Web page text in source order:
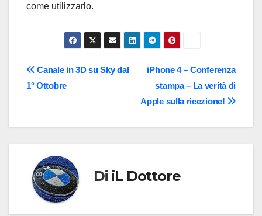
come utilizzarlo.
Navigazione
iPhone 4 – Conferenza
stampa – La verità di
Apple sulla ricezione!
Canale in 3D su Sky dal
1° Ottobre
Di iL Dottore